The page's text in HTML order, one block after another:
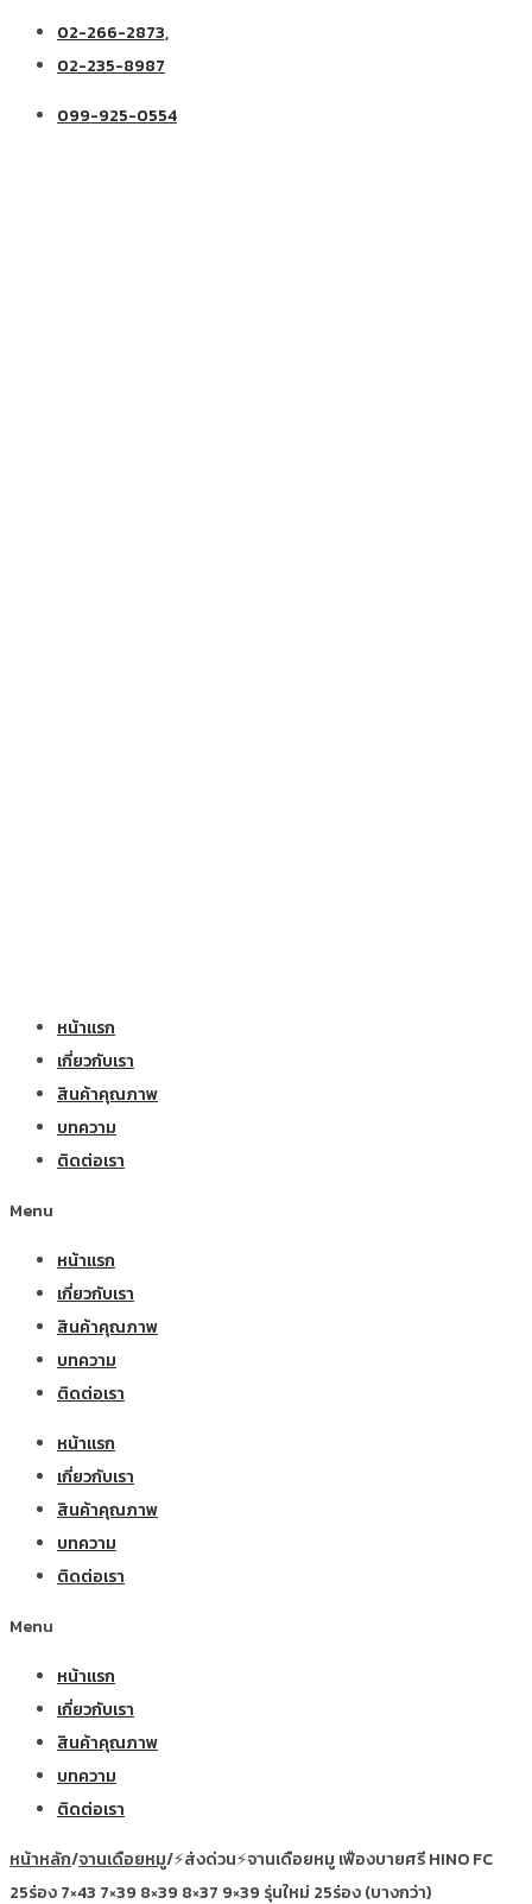
02-266-2873,
02-235-8987
099-925-0554
หน้าแรก
เกี่ยวกับเรา
สินค้าคุณภาพ
บทความ
ติดต่อเรา
Menu
หน้าแรก
เกี่ยวกับเรา
สินค้าคุณภาพ
บทความ
ติดต่อเรา
หน้าแรก
เกี่ยวกับเรา
สินค้าคุณภาพ
บทความ
ติดต่อเรา
Menu
หน้าแรก
เกี่ยวกับเรา
สินค้าคุณภาพ
บทความ
ติดต่อเรา
หน้าหลัก/จานเดือยหมู/⚡ส่งด่วน⚡จานเดือยหมู เฟืองบายศรี HINO FC
25ร่อง 7×43 7×39 8×39 8×37 9×39 รุ่นใหม่ 25ร่อง (บางกว่า)